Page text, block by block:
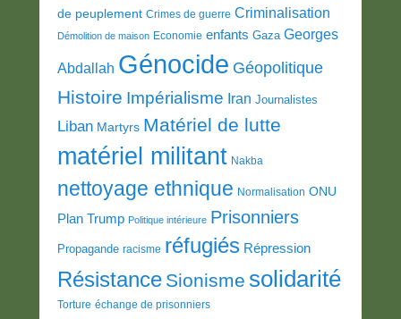
de peuplement Crimes de guerre Criminalisation
Démolition de maison Economie enfants Gaza Georges
Abdallah Génocide Géopolitique
Histoire Impérialisme Iran Journalistes
Liban Martyrs Matériel de lutte
matériel militant Nakba
nettoyage ethnique Normalisation ONU
Plan Trump Politique intérieure Prisonniers
Propagande racisme réfugiés Répression
Résistance Sionisme solidarité
Torture échange de prisonniers